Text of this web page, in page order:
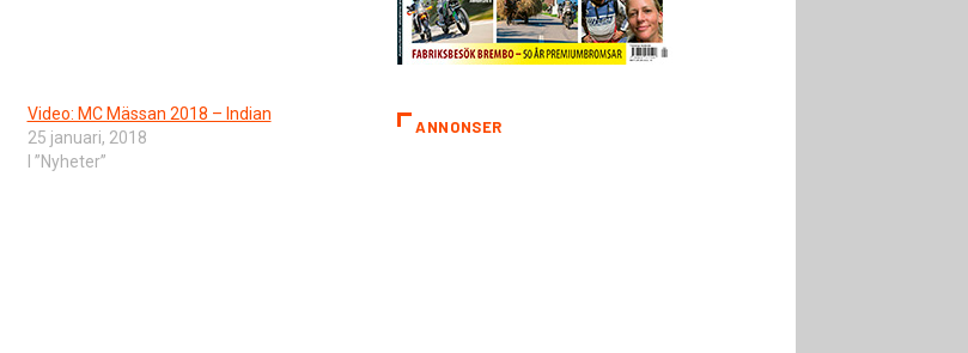
Video: MC Mässan 2018 – Indian
25 januari, 2018
I ”Nyheter”
ANNONSER